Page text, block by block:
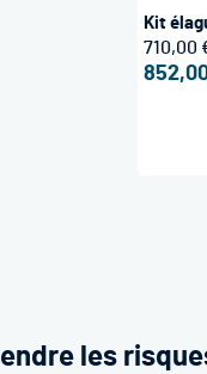
les
Kit
710,00